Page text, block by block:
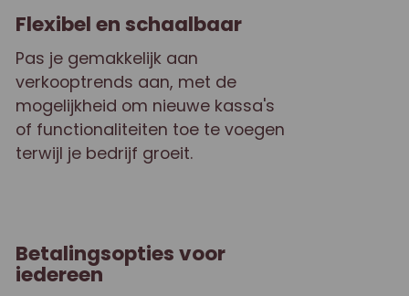
Flexibel en schaalbaar
Pas je gemakkelijk aan
verkooptrends aan, met de
mogelijkheid om nieuwe kassa's
of functionaliteiten toe te voegen
terwijl je bedrijf groeit.
Betalingsopties voor
iedereen